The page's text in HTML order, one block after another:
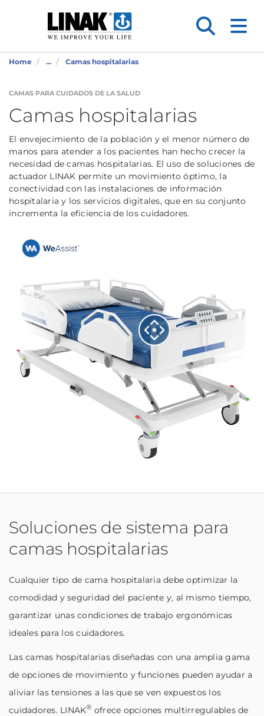
Home ... Camas hospitalarias
CAMAS PARA CUIDADOS DE LA SALUD
Camas hospitalarias
El envejecimiento de la población y el menor número de
manos para atender a los pacientes han hecho crecer la
necesidad de camas hospitalarias. El uso de soluciones de
actuador LINAK permite un movimiento óptimo, la
conectividad con las instalaciones de información
hospitalaria y los servicios digitales, que en su conjunto
incrementa la eficiencia de los cuidadores.
Soluciones de sistema para
camas hospitalarias
Cualquier tipo de cama hospitalaria debe optimizar la
comodidad y seguridad del paciente y, al mismo tiempo,
garantizar unas condiciones de trabajo ergonómicas
ideales para los cuidadores.
Las camas hospitalarias diseñadas con una amplia gama
de opciones de movimiento y funciones pueden ayudar a
aliviar las tensiones a las que se ven expuestos los
cuidadores. LINAK® ofrece opciones multirregulables de